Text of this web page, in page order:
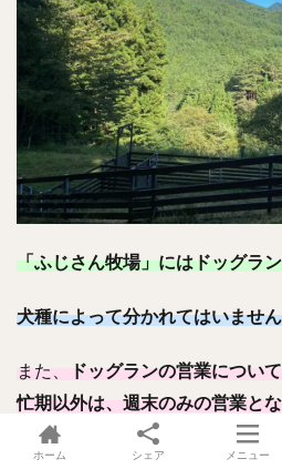
「ふじさん牧場」にはドッグラ
犬種によって分かれてはいませ
また、
ドッグランの営業につい
忙期以外は、週末のみの営業と
確認してから利用すると良いでし
ホーム シェア メニュー